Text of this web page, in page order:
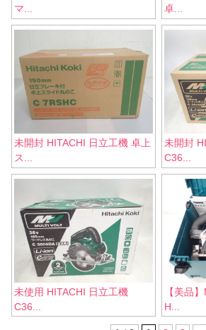
マ...
卓...
未開封 HITACHI 日立工機 卓上
ス...
未開封
C36...
未使用 HITACHI 日立工機
C36...
【美品
H...